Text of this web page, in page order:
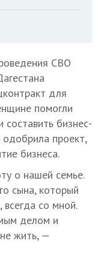
СВО
для
помогли
бизнес-
проект,
бизнеса.
о нашей семье.
сына, который
со мной.
делом и
жить, —